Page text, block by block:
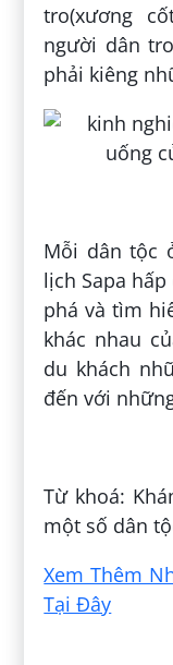
tro(xương
người dân
phải kiêng
Mỗi dân tộc
lịch Sapa
phá và tìm
khác nhau
du khách
đến với
Từ khoá:
một số dân
Xem Thêm
Tại Đây